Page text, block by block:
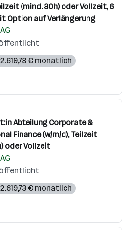
(mind. 30h) oder Vollzeit, 6
Option auf Verlängerung
€ monatlich
Abteilung Corporate &
Finance (w/m/d), Teilzeit
oder Vollzeit
€ monatlich